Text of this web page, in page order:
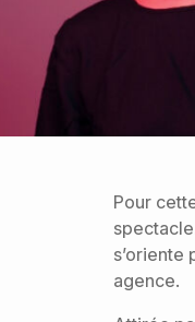
Pour
s’oriente
agence.